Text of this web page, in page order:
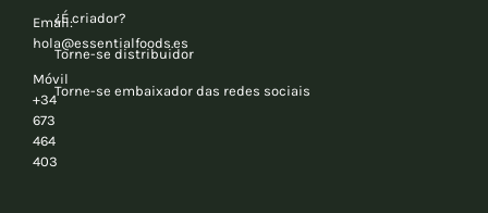
Email:
hola@essentialfoods.es
Móvil
+34
673
464
403
¿É criador?
Torne-se distribuidor
Torne-se embaixador das redes sociais